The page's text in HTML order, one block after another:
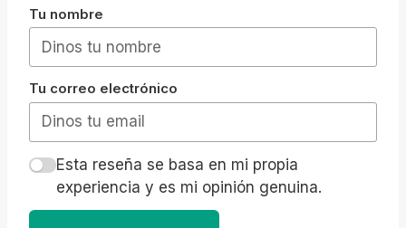
Tu nombre
Tu correo electrónico
Esta reseña se basa en mi propia
experiencia y es mi opinión genuina.